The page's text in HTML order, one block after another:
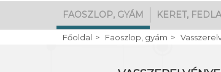
FAOSZLOP, GYÁM KERET,
Főoldal Faoszlop, gyám